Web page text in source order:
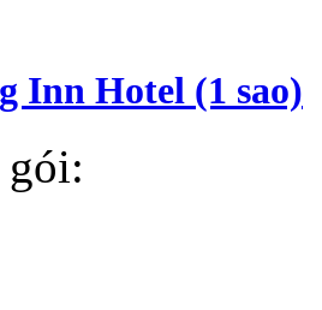
Inn Hotel (1 sao)